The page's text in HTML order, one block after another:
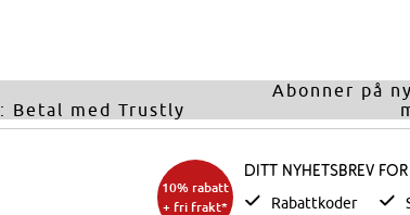
Betal med Trustly
Abonner på
10% rabatt
+ fri frakt*
Ditt nyhetsbrev for
Rabattkoder